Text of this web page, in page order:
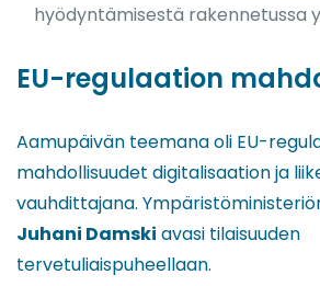
hyödyntämisestä rakennetussa
EU-regulaation
Aamupäivän teemana oli EU-
mahdollisuudet digitalisaation ja
vauhdittajana.
Juhani Damski avasi tilaisuuden
tervetuliaispuheellaan.